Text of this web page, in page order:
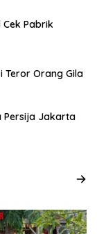
Cek Pabrik
Teror Orang Gila
Persija Jakarta